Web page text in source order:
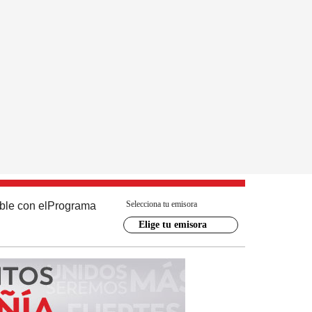
con el Programa Selecciona tu emisora
Elige tu emisora